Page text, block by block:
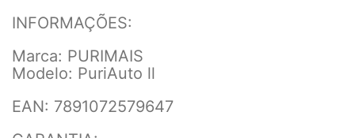
INFORMAÇÕES:
Marca: PURIMAIS
Modelo: PuriAuto ll
EAN: 7891072579647